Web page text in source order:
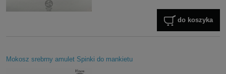
do koszyka
Mokosz srebrny amulet Spinki do mankietu